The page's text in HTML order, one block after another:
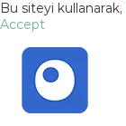
Bu siteyi kullanarak,
Accept